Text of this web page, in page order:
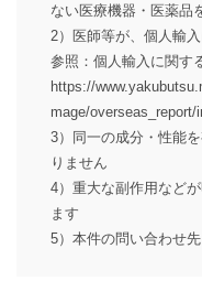
ない医療機器・医薬品
2）医師等が、個人輸
参照：個人輸入に関す
https://
mage/overseas_report/
3）同一の成分・性能
りません
4）重大な副作用など
ます
5）本件の問い合わせ